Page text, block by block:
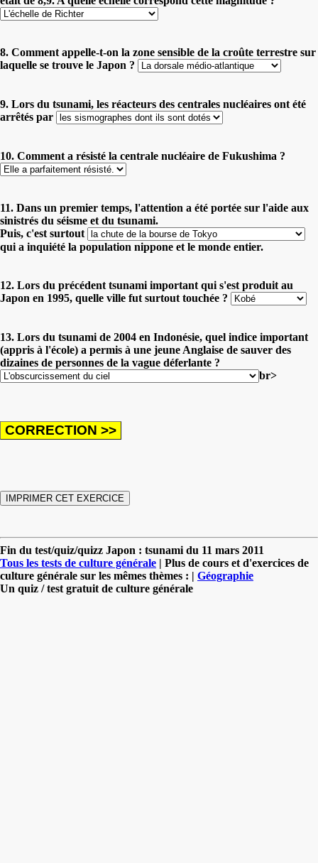
8. Comment appelle-t-on la zone sensible de la croûte terrestre sur
laquelle se trouve le Japon ?
9. Lors du tsunami, les réacteurs des centrales nucléaires ont été
arrêtés par
10. Comment a résisté la centrale nucléaire de Fukushima ?
11. Dans un premier temps, l'attention a été portée sur l'aide aux
sinistrés du séisme et du tsunami.
Puis, c'est surtout
qui a inquiété la population nippone et le monde entier.
12. Lors du précédent tsunami important qui s'est produit au
Japon en 1995, quelle ville fut surtout touchée ?
13. Lors du tsunami de 2004 en Indonésie, quel indice important
(appris à l'école) a permis à une jeune Anglaise de sauver des
dizaines de personnes de la vague déferlante ?
br>
Fin du test/quiz/quizz Japon : tsunami du 11 mars 2011
Tous les tests de culture générale | Plus de cours et d'exercices de
culture générale sur les mêmes thèmes : | Géographie
Un quiz / test gratuit de culture générale